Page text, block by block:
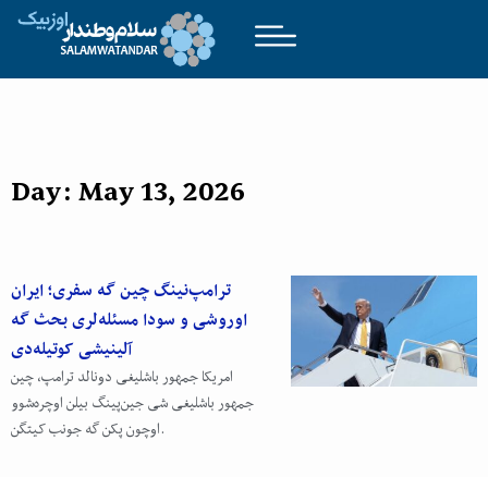
Day: May 13, 2026
ترامپ‌نینگ چین گه سفری؛ ایران
اوروشی و سودا مسئله‌لری بحث گه
آلینیشی کوتیله‌دی
امریکا جمهور باشلیغی دونالد ترامپ، چین
جمهور باشلیغی شی جین‌پینگ بیلن اوچره‌شوو
اوچون پکن گه جونب کیتگن.